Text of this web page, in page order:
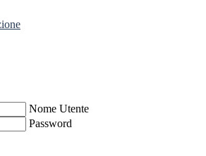
Nome Utente
Password